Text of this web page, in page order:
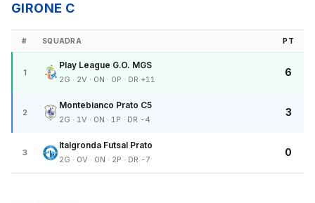
GIRONE C
# SQUADRA PT
1
Play League G.O. MGS
2G · 2V · 0N · 0P · DR +11
6
2
Montebianco Prato C5
2G · 1V · 0N · 1P · DR -4
3
3
Italgronda Futsal Prato
2G · 0V · 0N · 2P · DR -7
0